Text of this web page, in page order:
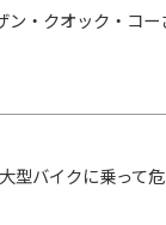
・クオック・コー
バイクに乗って